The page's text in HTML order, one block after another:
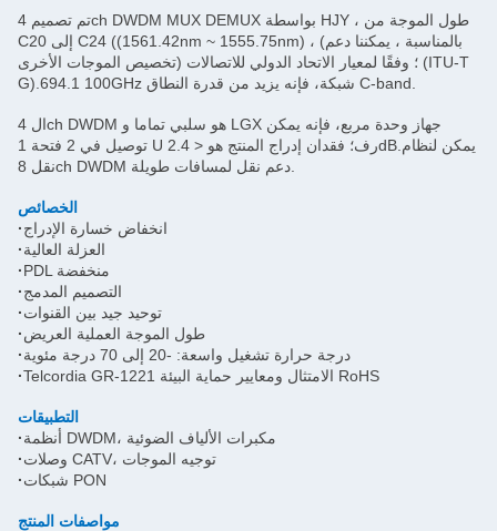
تم تصميم 4ch DWDM MUX DEMUX بواسطة HJY ، طول الموجة من
C20 إلى C24 ((1561.42nm ~ 1555.75nm) ، (بالمناسبة ، يمكننا دعم
تخصيص الموجات الأخرى) ؛ وفقًا لمعيار الاتحاد الدولي للاتصالات (ITU-T
G).694.1 100GHz شبكة، فإنه يزيد من قدرة النطاق C-band.
ال 4ch DWDM هو سلبي تماما و LGX جهاز وحدة مربع، فإنه يمكن
توصيل في 2 فتحة 1 U رف؛ فقدان إدراج المنتج هو < 2.4dB.يمكن لنظام
الخصائص
·انخفاض خسارة الإدراج
·العزلة العالية
·
PDL منخفضة
·التصميم المدمج
·توحيد جيد بين القنوات
·طول الموجة العملية العريض
·
درجة حرارة تشغيل واسعة: -20 إلى 70 درجة مئوية
·
Telcordia GR-1221 الامتثال ومعايير حماية البيئة RoHS
التطبيقات
·
أنظمة DWDM، مكبرات الألياف الضوئية
·
وصلات CATV، توجيه الموجات
·
شبكات PON
مواصفات المنتج